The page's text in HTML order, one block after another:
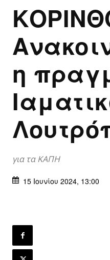
η
για τα ΚΑΠΗ
15 Ιουνίου 2024, 13:00